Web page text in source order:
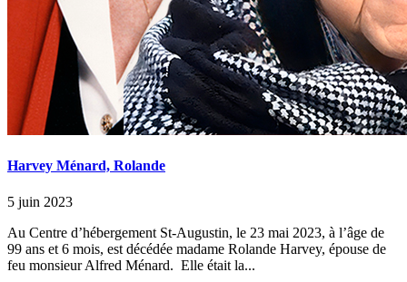
Harvey Ménard, Rolande
5 juin 2023
Au Centre d’hébergement St-Augustin, le 23 mai 2023, à l’âge de
99 ans et 6 mois, est décédée madame Rolande Harvey, épouse de
feu monsieur Alfred Ménard. Elle était la...